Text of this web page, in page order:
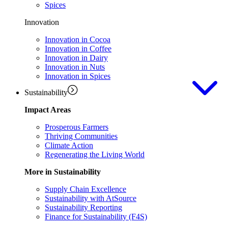
Spices
Innovation
Innovation in Cocoa
Innovation in Coffee
Innovation in Dairy
Innovation in Nuts
Innovation in Spices
Sustainability
Impact Areas
Prosperous Farmers
Thriving Communities
Climate Action
Regenerating the Living World
More in Sustainability
Supply Chain Excellence
Sustainability with AtSource
Sustainability Reporting
Finance for Sustainability (F4S)